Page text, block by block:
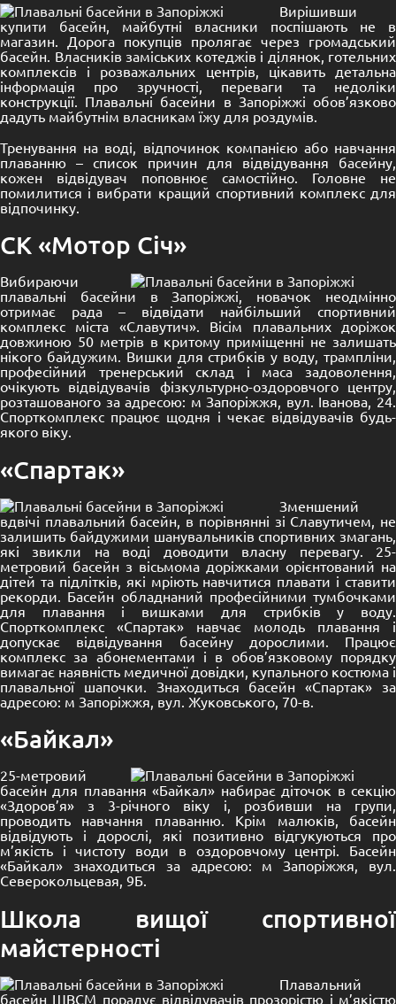
Вирішивши
купити басейн , майбутні власники поспішають не в
магазин. Дорога покупців пролягає через громадський
басейн. Власників заміських котеджів і ділянок, готельних
комплексів і розважальних центрів, цікавить детальна
інформація про зручності, переваги та недоліки
конструкції. Плавальні басейни в Запоріжжі обов’язково
дадуть майбутнім власникам їжу для роздумів.
Тренування на воді, відпочинок компанією або навчання
плаванню – список причин для відвідування басейну,
кожен відвідувач поповнює самостійно. Головне не
помилитися і вибрати кращий спортивний комплекс для
відпочинку.
СК «Мотор Січ»
Вибираючи
плавальні басейни в Запоріжжі, новачок неодмінно
отримає рада – відвідати найбільший спортивний
комплекс міста «Славутич». Вісім плавальних доріжок
довжиною 50 метрів в критому приміщенні не залишать
нікого байдужим. Вишки для стрибків у воду, трампліни,
професійний тренерський склад і маса задоволення,
очікують відвідувачів фізкультурно-оздоровчого центру,
розташованого за адресою: м Запоріжжя, вул. Іванова, 24.
Спорткомплекс працює щодня і чекає відвідувачів будь-
якого віку.
«Спартак»
Зменшений
вдвічі плавальний басейн, в порівнянні зі Славутичем, не
залишить байдужими шанувальників спортивних змагань,
які звикли на воді доводити власну перевагу. 25-
метровий басейн з вісьмома доріжками орієнтований на
дітей та підлітків, які мріють навчитися плавати і ставити
рекорди. Басейн обладнаний професійними тумбочками
для плавання і вишками для стрибків у воду.
Спорткомплекс «Спартак» навчає молодь плавання і
допускає відвідування басейну дорослими. Працює
комплекс за абонементами і в обов’язковому порядку
вимагає наявність медичної довідки, купального костюма і
плавальної шапочки. Знаходиться басейн «Спартак» за
адресою: м Запоріжжя, вул. Жуковського, 70-в.
«Байкал»
25-метровий
басейн для плавання «Байкал» набирає діточок в секцію
«Здоров’я» з 3-річного віку і, розбивши на групи,
проводить навчання плаванню. Крім малюків, басейн
відвідують і дорослі, які позитивно відгукуються про
м’якість і чистоту води в оздоровчому центрі. Басейн
«Байкал» знаходиться за адресою: м Запоріжжя, вул.
Северокольцевая, 9Б.
Школа вищої спортивної
майстерності
Плавальний
басейн ШВСМ порадує відвідувачів прозорістю і м’якістю